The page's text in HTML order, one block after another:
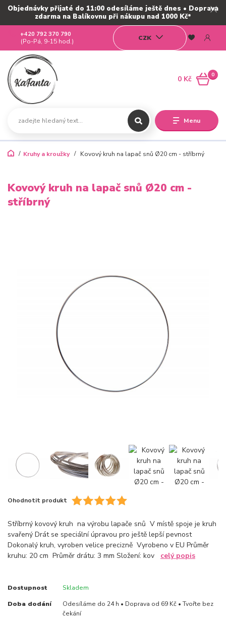
Objednávky přijaté do 11:00 odesíláme ještě dnes • Doprava
zdarma na Balíkovnu při nákupu nad 1000 Kč*
Menu
CZK
+420 792 370 790
(Po-Pá, 9-15 hod.)
0
0 Kč
Kruhy a kroužky Kovový kruh na lapač snů Ø20 cm - stříbrný
Kovový kruh na lapač snů Ø20 cm -
stříbrný
Ohodnotit produkt
Stříbrný kovový kruh na výrobu lapače snů V místě spoje je kruh
svařený Drát se speciální úpravou pro ještě lepší pevnost
Dokonalý kruh, vyroben velice precizně Vyrobeno v EU Průměr
kruhu: 20 cm Průměr drátu: 3 mm Složení: kov celý popis
Dostupnost Skladem
Doba dodání
Odesíláme do 24 h • Doprava od 69 Kč • Tvořte bez
čekání